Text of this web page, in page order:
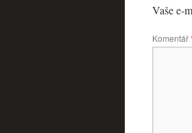
Vaše e-
Komentář